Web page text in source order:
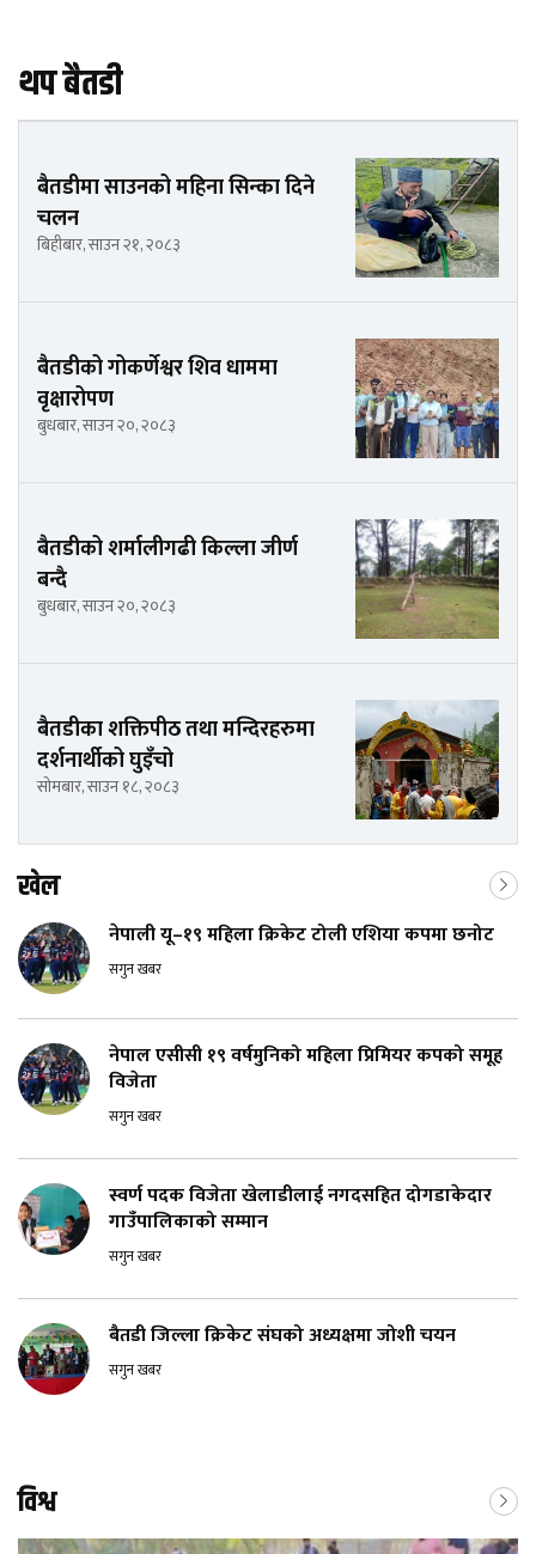
थप बैतडी
बैतडीमा साउनको महिना सिन्का दिने
चलन
बिहीबार, साउन २१, २०८३
बैतडीको गोकर्णेश्वर शिव धाममा
वृक्षारोपण
बुधबार, साउन २०, २०८३
बैतडीको शर्मालीगढी किल्ला जीर्ण
बन्दै
बुधबार, साउन २०, २०८३
बैतडीका शक्तिपीठ तथा मन्दिरहरुमा
दर्शनार्थीको घुइँचो
सोमबार, साउन १८, २०८३
खेल
नेपाली यू–१९ महिला क्रिकेट टोली एशिया कपमा छनोट
सगुन खबर
नेपाल एसीसी १९ वर्षमुनिको महिला प्रिमियर कपको समूह
विजेता
सगुन खबर
स्वर्ण पदक विजेता खेलाडीलाई नगदसहित दोगडाकेदार
गाउँपालिकाको सम्मान
सगुन खबर
बैतडी जिल्ला क्रिकेट संघको अध्यक्षमा जोशी चयन
सगुन खबर
विश्व